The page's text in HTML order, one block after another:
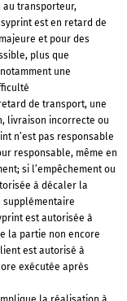
au transporteur,
est en retard de
et pour des
plus que
une
de transport, une
livraison incorrecte ou
n’est pas responsable
responsable, même en
si l’empêchement ou
à décaler la
supplémentaire
est autorisée à
la partie non encore
est autorisé à
exécutée après